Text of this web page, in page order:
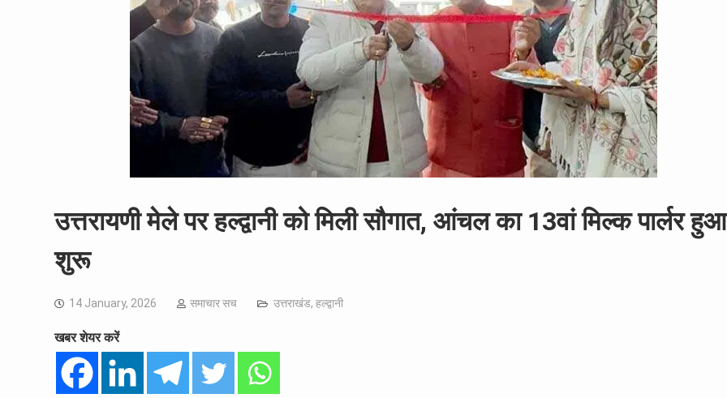
उत्तरायणी मेले पर हल्द्वानी को मिली सौगात, आंचल का 13वां मिल्क पार्लर हुआ
शुरू
14 January, 2026 समाचार सच उत्तराखंड, हल्द्वानी
खबर शेयर करें